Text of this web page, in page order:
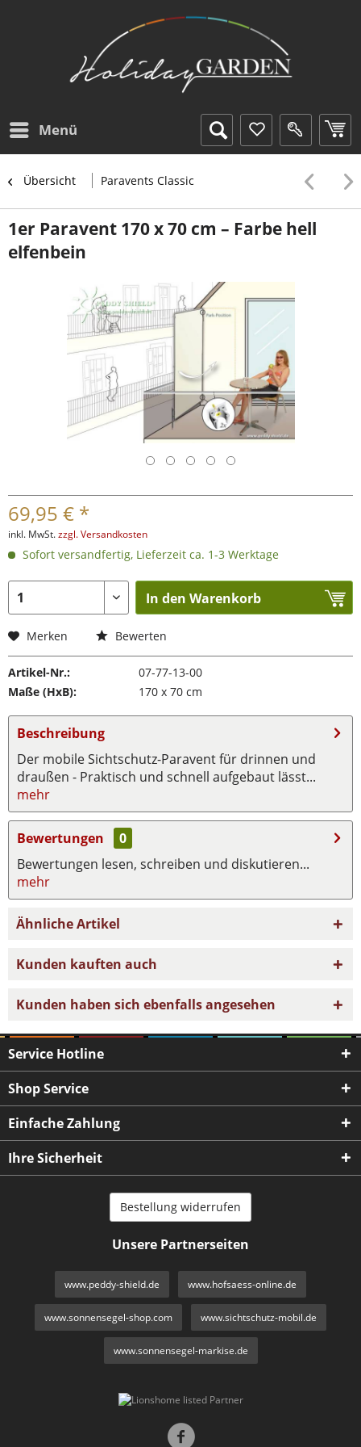
Menü
Übersicht Paravents Classic
1er Paravent 170 x 70 cm – Farbe hell
elfenbein
69,95 € *
inkl. MwSt.zzgl. Versandkosten
Sofort versandfertig, Lieferzeit ca. 1-3 Werktage
In den Warenkorb
Merken Bewerten
Artikel-Nr.:
07-77-13-00
Maße (HxB):
170 x 70 cm
Beschreibung
Der mobile Sichtschutz-Paravent für drinnen und
draußen - Praktisch und schnell aufgebaut lässt...
mehr
Bewertungen
0
Bewertungen lesen, schreiben und diskutieren...
mehr
Ähnliche Artikel
Kunden kauften auch
Kunden haben sich ebenfalls angesehen
Service Hotline
Shop Service
Einfache Zahlung
Ihre Sicherheit
Bestellung widerrufen
Unsere Partnerseiten
www.peddy-shield.de www.hofsaess-online.de
www.sonnensegel-shop.com www.sichtschutz-mobil.de
www.sonnensegel-markise.de